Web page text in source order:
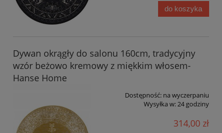
do koszyka
Dywan okrągły do salonu 160cm, tradycyjny
wzór beżowo kremowy z miękkim włosem-
Hanse Home
Dostępność: na wyczerpaniu
Wysyłka w:24 godziny
314,00 zł